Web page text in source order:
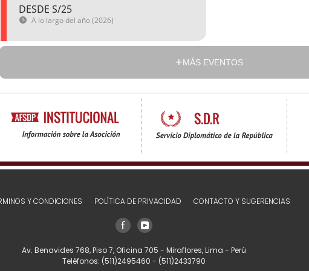
DESDE S/25
A lo largo del año (2026)
MÁS EVENTOS
Y CONDICIONES POLÍTICA DE PRIVACIDAD CONTACTO Y SUGERENCIAS
Av. Benavides 768, Piso 7, Oficina 705 - Miraflores, Lima - Perú
Teléfonos: (511)2495460 - (511)2433790